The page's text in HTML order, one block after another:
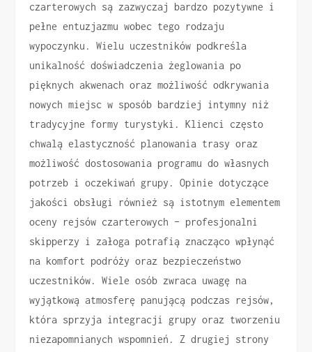
czarterowych są zazwyczaj bardzo pozytywne i
pełne entuzjazmu wobec tego rodzaju
wypoczynku. Wielu uczestników podkreśla
unikalność doświadczenia żeglowania po
pięknych akwenach oraz możliwość odkrywania
nowych miejsc w sposób bardziej intymny niż
tradycyjne formy turystyki. Klienci często
chwalą elastyczność planowania trasy oraz
możliwość dostosowania programu do własnych
potrzeb i oczekiwań grupy. Opinie dotyczące
jakości obsługi również są istotnym elementem
oceny rejsów czarterowych – profesjonalni
skipperzy i załoga potrafią znacząco wpłynąć
na komfort podróży oraz bezpieczeństwo
uczestników. Wiele osób zwraca uwagę na
wyjątkową atmosferę panującą podczas rejsów,
która sprzyja integracji grupy oraz tworzeniu
niezapomnianych wspomnień. Z drugiej strony